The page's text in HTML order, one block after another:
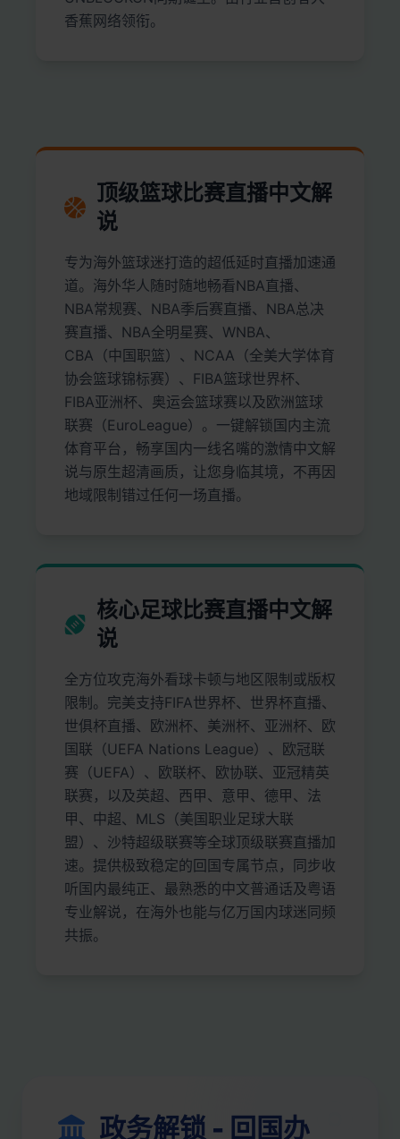
香蕉网络领衔。
顶级篮球比赛直播中文解
说
专为海外篮球迷打造的超低延时直播加速通
道。海外华人随时随地畅看NBA直播、
NBA常规赛、NBA季后赛直播、NBA总决
赛直播、NBA全明星赛、WNBA、
CBA（中国职篮）、NCAA（全美大学体育
协会篮球锦标赛）、FIBA篮球世界杯、
FIBA亚洲杯、奥运会篮球赛以及欧洲篮球
联赛（EuroLeague）。一键解锁国内主流
体育平台，畅享国内一线名嘴的激情中文解
说与原生超清画质，让您身临其境，不再因
地域限制错过任何一场直播。
核心足球比赛直播中文解
说
全方位攻克海外看球卡顿与地区限制或版权
限制。完美支持FIFA世界杯、世界杯直播、
世俱杯直播、欧洲杯、美洲杯、亚洲杯、欧
国联（UEFA Nations League）、欧冠联
赛（UEFA）、欧联杯、欧协联、亚冠精英
联赛，以及英超、西甲、意甲、德甲、法
甲、中超、MLS（美国职业足球大联
盟）、沙特超级联赛等全球顶级联赛直播加
速。提供极致稳定的回国专属节点，同步收
听国内最纯正、最熟悉的中文普通话及粤语
专业解说，在海外也能与亿万国内球迷同频
共振。
政务解锁 - 回国办